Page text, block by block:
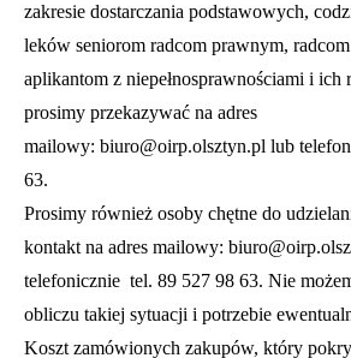
zakresie dostarczania podstawowych,
leków seniorom radcom prawnym,
aplikantom z niepełnosprawnościami i
prosimy przekazywać na adres
mailowy: biuro@oirp.olsztyn.pl lub
63.
Prosimy również osoby chętne do
kontakt na adres mailowy:
telefonicznie tel. 89 527 98 63. Nie
obliczu takiej sytuacji i potrzebie
Koszt zamówionych zakupów, który